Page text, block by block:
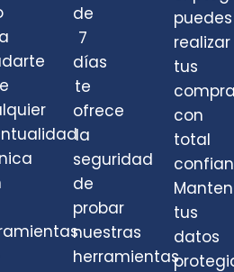
de
7
días
te
ofrece
la
seguridad
de
probar
nuestras
herramientas
puedes
realizar
tus
con
total
tus
datos